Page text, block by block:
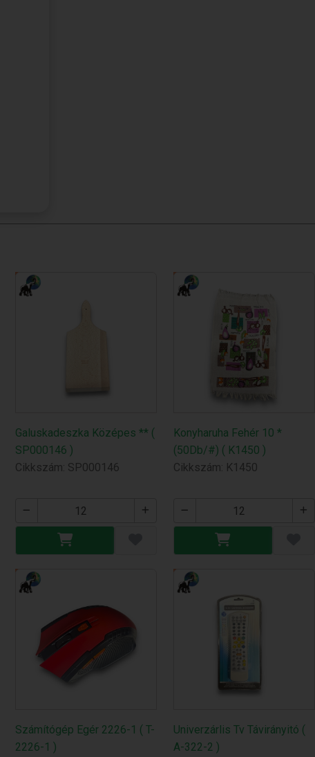
Galuskadeszka Középes ** (
SP000146 )
Cikkszám: SP000146
Konyharuha Fehér 10 *
(50Db/#) ( K1450 )
Cikkszám: K1450
Számítógép Egér 2226-1 ( T-
2226-1 )
Univerzárlis Tv Távirányitó (
A-322-2 )